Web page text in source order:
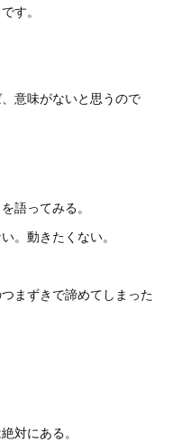
す。
意味がないと思うので
語ってみる。
。動きたくない。
まずきで諦めてしまった
対にある。